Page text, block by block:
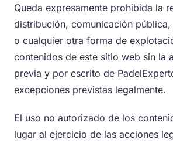
Queda expresamente prohibida la
distribución, comunicación
o cualquier otra forma de
contenidos de este sitio web sin la
previa y por escrito de
excepciones previstas legalmente.
El uso no autorizado de los
lugar al ejercicio de las acciones